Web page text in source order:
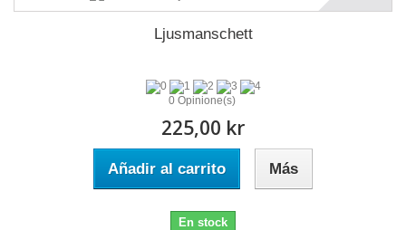
Ljusmanschett
0 Opinione(s)
225,00 kr
Añadir al carrito Más
En stock